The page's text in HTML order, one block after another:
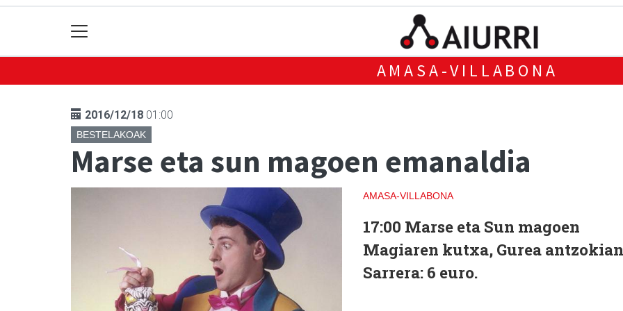
AMASA-VILLABONA
2016/12/18 01:00
BESTELAKOAK
Marse eta sun magoen emanaldia
AMASA-VILLABONA
17:00 Marse eta Sun magoen
Magiaren kutxa, Gurea
Sarrera: 6 euro.